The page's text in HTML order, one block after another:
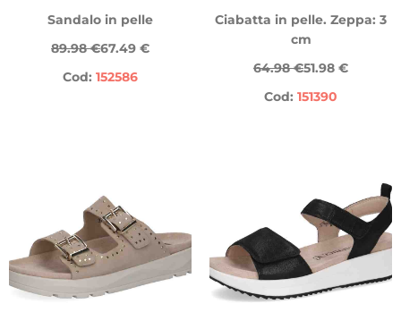
Sandalo in pelle
89.98 €67.49 €
Cod: 152586
Ciabatta in pelle. Zeppa: 3
cm
64.98 €51.98 €
Cod: 151390